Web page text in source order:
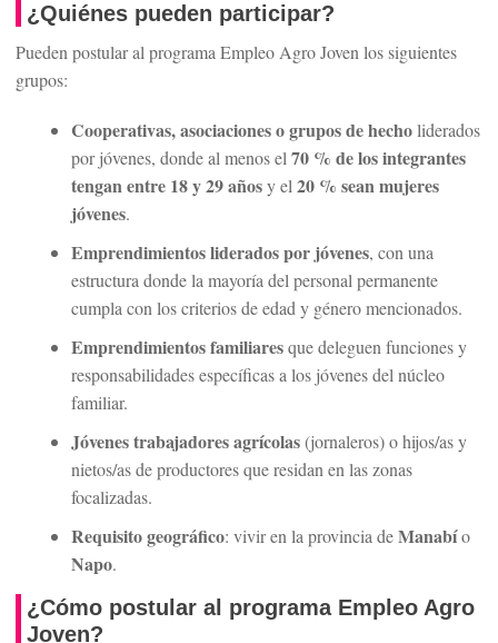
¿Quiénes pueden participar?
Pueden postular al programa Empleo Agro Joven los siguientes
grupos:
Cooperativas, asociaciones o grupos de hecholiderados
por jóvenes, donde al menos el 70 % de los integrantes
tengan entre 18 y 29 añosy el 20 % sean mujeres
jóvenes.
Emprendimientos liderados por jóvenes, con una
estructura donde la mayoría del personal permanente
cumpla con los criterios de edad y género mencionados.
Emprendimientos familiaresque deleguen funciones y
responsabilidades específicas a los jóvenes del núcleo
familiar.
Jóvenes trabajadores agrícolas(jornaleros) o hijos/as y
nietos/as de productores que residan en las zonas
focalizadas.
Requisito geográfico: vivir en la provincia deManabío
Napo.
¿Cómo postular al programa Empleo Agro
Joven?